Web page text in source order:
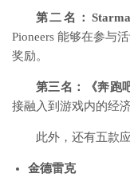
第二名：
Pioneers 能够在参与
奖励。
第三名：《奔跑
接融入到游戏内的经
此外，还有五款
金德雷克